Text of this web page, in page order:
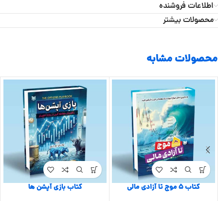
اطلاعات فروشنده
محصولات بیشتر
محصولات مشابه
کتاب ۵ موج تا آزادی مالی کتاب بازی آپشن ها